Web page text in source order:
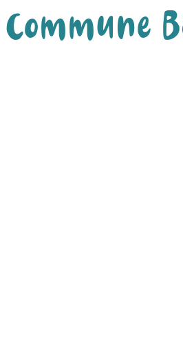
Commune